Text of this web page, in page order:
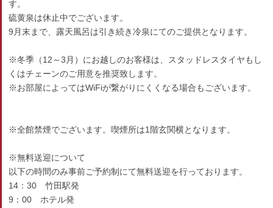
す。
硫黄泉は休止中でございます。
9月末まで、露天風呂は引き続き冷泉にてのご提供となります。
※冬季（12～3月）にお越しのお客様は、スタッドレスタイヤもし
くはチェーンのご用意を推奨致します。
※お部屋によってはWiFiが繋がりにくくなる場合もございます。
※全館禁煙でございます。喫煙所は1階玄関横となります。
※無料送迎について
以下の時間のみ事前ご予約制にて無料送迎を行っております。
14：30 竹田駅発
9：00 ホテル発